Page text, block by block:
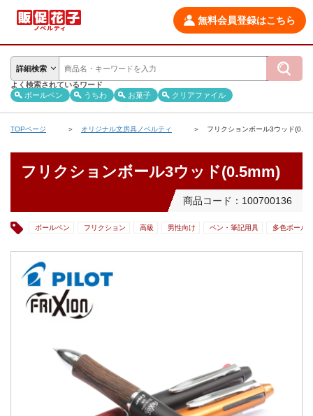
無料会員登録はこちら
詳細検索
よく検索されているワード
ボールペン
うちわ お菓子 クリアファイル
TOPページ オリジナル文房具ノベルティ フリクションボール3ウッド
フリクションボール3ウッド(0.5mm)
商品コード：100700136
ボールペン フリクション 高級 男性向け ペン・筆記用具 多色ボール